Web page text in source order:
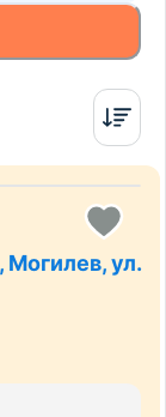
Могилев, ул.